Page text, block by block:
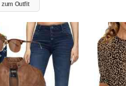
zum Outfit